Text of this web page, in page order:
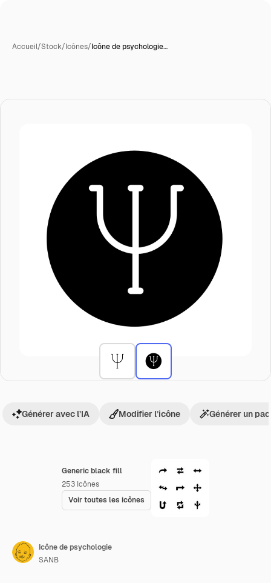
Accueil/Stock/Icônes/Icône de psychologie…
Generic black fill
253 Icônes
Voir toutes les icônes
Générer avec l’IA Modifier l’icône Générer un
Icône de psychologie
SANB